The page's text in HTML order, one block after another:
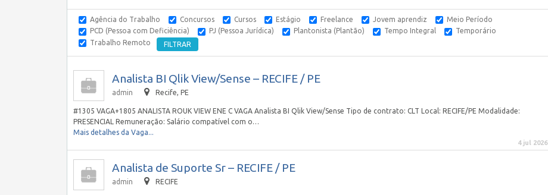
Agência do Trabalho Concursos Cursos Estágio Freelance Jovem aprendiz
Meio Período
PCD (Pessoa com Deficiência)
PJ (Pessoa Jurídica) Plantonista (Plantão) Tempo Integral
Temporário
Trabalho Remoto
Analista BI Qlik View/Sense – RECIFE / PE
admin Recife, PE
#1305 VAGA+1805 ANALISTA ROUK VIEW ENE C VAGA Analista BI Qlik View/Sense Tipo de contrato: CLT Local: RECIFE/PE Modalidade:
PRESENCIAL Remuneração: Salário compatível com o…
Mais detalhes da Vaga...
4 jul 2026
Analista de Suporte Sr – RECIFE / PE
admin RECIFE